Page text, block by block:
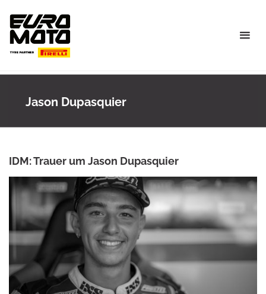
content
Jason Dupasquier
IDM: Trauer um Jason Dupasquier
ANKE WIECZOREK